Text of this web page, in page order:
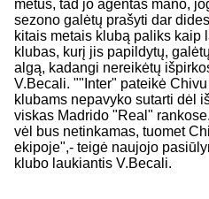
metus, tad jo agentas mano,
sezono galėtų prašyti dar
kitais metais klubą paliks kaip
klubas, kurį jis papildytų,
algą, kadangi nereikėtų
V.Becali. ""Inter" pateikė
klubams nepavyko sutarti dėl
viskas Madrido "Real"
vėl bus netinkamas, tuomet
ekipoje",- teigė naujojo
klubo laukiantis V.Becali.